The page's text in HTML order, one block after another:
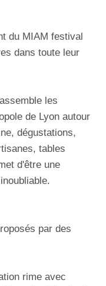
du MIAM festival
dans toute leur
les
de Lyon autour
dégustations,
tables
d'être une
par des
rime avec